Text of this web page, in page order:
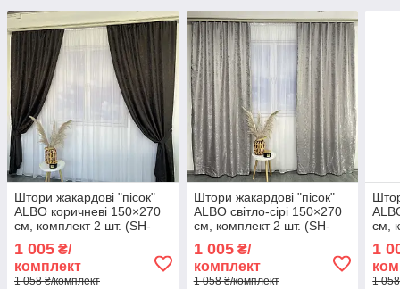
Штори жакардові "пісок"
ALBO коричневі 150×270
см, комплект 2 шт. (SH-
C33-11)
1 005 ₴/
комплект
1 058 ₴/комплект
Штори жакардові "пісок"
ALBO світло-сірі 150×270
см, комплект 2 шт. (SH-
C33-2)
1 005₴/
комплект
1 058 ₴/комплект
см,
1
1